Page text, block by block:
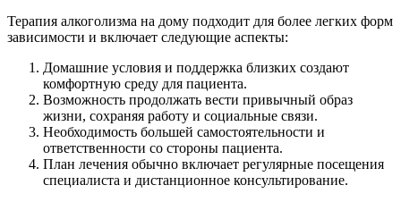
Терапия алкоголизма на дому подходит для более легких форм
зависимости и включает следующие аспекты:
Домашние условия и поддержка близких создают
комфортную среду для пациента.
Возможность продолжать вести привычный образ
жизни, сохраняя работу и социальные связи.
Необходимость большей самостоятельности и
ответственности со стороны пациента.
План лечения обычно включает регулярные посещения
специалиста и дистанционное консультирование.